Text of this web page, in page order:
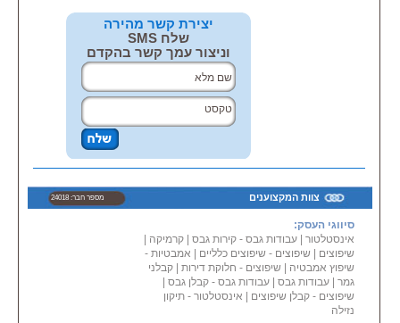
יצירת קשר מהירה
שלח SMS
וניצור עמך קשר בהקדם
צוות המקצוענים מספר חבר: 24018
סיווגי העסק:
אינסטלטור| עבודות גבס - קירות גבס| קרמיקה
שיפוצים
שיפוצים - שיפוצים כלליים
אמבטיות -
שיפוץ אמבטיה
שיפוצים - חלוקת דירות| קבלני
גמר| עבודות גבס| עבודות גבס - קבלן גבס|
שיפוצים - קבלן שיפוצים
אינסטלטור - תיקון
נזילה